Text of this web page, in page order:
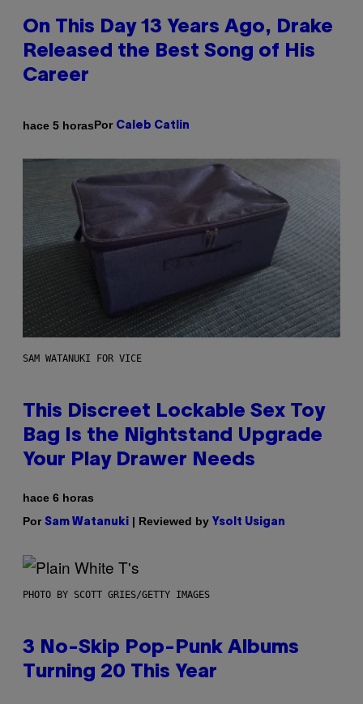
On This Day 13 Years Ago, Drake
Released the Best Song of His
Career
hace 5 horasPor Caleb Catlin
SAM WATANUKI FOR VICE
This Discreet Lockable Sex Toy
Bag Is the Nightstand Upgrade
Your Play Drawer Needs
hace 6 horas
Por Sam Watanuki | Reviewed by Ysolt Usigan
PHOTO BY SCOTT GRIES/GETTY IMAGES
3 No-Skip Pop-Punk Albums
Turning 20 This Year